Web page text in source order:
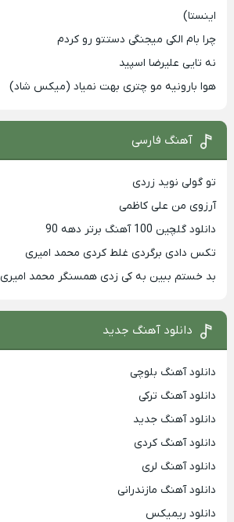
اینستا)
چرا بام الکی میجنگی دستتو رو کردم
نه تایی علیرضا اسپید
هوا بارونیه مو چتری بهت نمیاد (میکس شاد)
آهنگ فارسی
تو گولی نوید زردی
آرزوی من علی کاظمی
دانلود گلچین 100 آهنگ برتر دهه 90
تکس دادی برگردی غلط کردی محمد امیری
بد خستم ببین به کی زدی همسنگر محمد امیری
دانلود آهنگ جدید
دانلود آهنگ بلوچی
دانلود آهنگ ترکی
دانلود آهنگ جدید
دانلود آهنگ کردی
دانلود آهنگ لری
دانلود آهنگ مازندرانی
دانلود ریمیکس